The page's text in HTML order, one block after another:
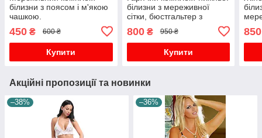
білизни з поясом і м'якою
чашкою.
450 ₴ 600 ₴
Купити
білизни з мереживної
сітки, бюстгальтер з
стрінги з підв'язками,
жіноча сексуальна н
800₴ 950 ₴
Купити
850
Акційні пропозиції та новинки
–38% –36%